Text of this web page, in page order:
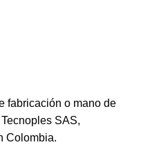
fabricación o mano de
SAS,
Colombia.